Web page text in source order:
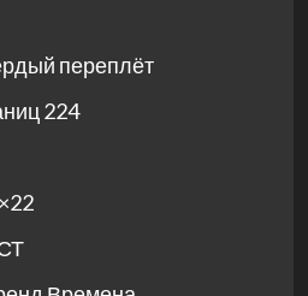
переплёт
224